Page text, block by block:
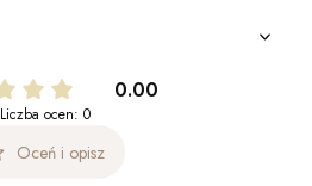
0.00
Liczba ocen: 0
Oceń i opisz